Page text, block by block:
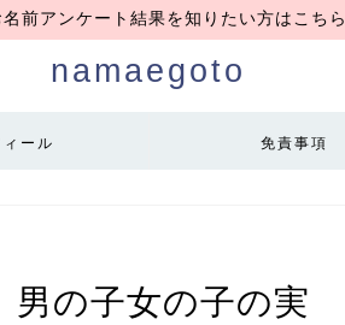
名前アンケート結果を知りたい方はこちら
namaegoto
ール 免責事項
の子女の子の実